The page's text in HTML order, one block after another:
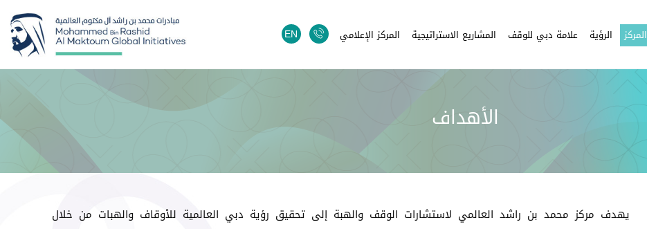
المركز الرؤية علامة دبي للوقف المشاريع الاستراتيجية المركز الإعلامي EN
الأهداف
يهدف مركز محمد بن راشد العالمي لاستشارات الوقف والهبة إلى تحقيق رؤية دبي العالمية للأوقاف والهبات من خلال